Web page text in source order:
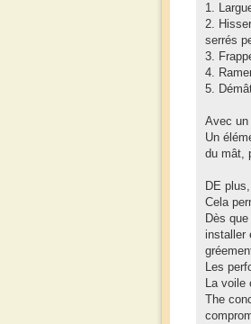
1.
2.
serrés
3.
4.
5.
Avec un
Un
du mât,
DE
Cela
Dès
installer
Les
La voile
The